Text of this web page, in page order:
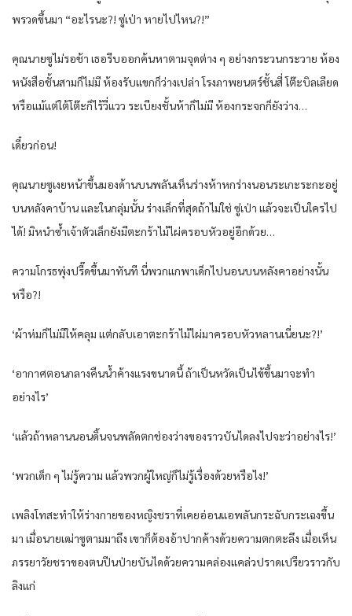
พรวดขึ้นมา “อะไรนะ?! ซู่เป่า หายไปไหน?!”
คุณนายซูไม่รอช้า เธอรีบออกค้นหาตามจุดต่าง ๆ อย่างกระวนกระวาย ห้อง
หนังสือชั้นสามก็ไม่มี ห้องรับแขกก็ว่างเปล่า โรงภาพยนตร์ชั้นสี่ โต๊ะบิลเลียด
หรือแม้แต่ใต้โต๊ะก็ไร้วี่แวว ระเบียงชั้นห้าก็ไม่มี ห้องกระจกก็ยังว่าง…
เดี๋ยวก่อน!
คุณนายซูเงยหน้าขึ้นมองด้านบนพลันเห็นร่างห้าหกร่างนอนระเกะระกะอยู่
บนหลังคาบ้าน และในกลุ่มนั้น ร่างเล็กที่สุดถ้าไม่ใช่ ซู่เป่า แล้วจะเป็นใครไป
ได้! มิหนำซ้ำเจ้าตัวเล็กยังมีตะกร้าไม้ไผ่ครอบหัวอยู่อีกด้วย…
ความโกรธพุ่งปรี๊ดขึ้นมาทันที นี่พวกแกพาเด็กไปนอนบนหลังคาอย่างนั้น
หรือ?!
‘ผ้าห่มก็ไม่มีให้คลุม แต่กลับเอาตะกร้าไม้ไผ่มาครอบหัวหลานเนี่ยนะ?!’
‘อากาศตอนกลางคืนน้ำค้างแรงขนาดนี้ ถ้าเป็นหวัดเป็นไข้ขึ้นมาจะทำ
อย่างไร’
‘แล้วถ้าหลานนอนดิ้นจนพลัดตกช่องว่างของราวบันไดลงไปจะว่าอย่างไร!’
‘พวกเด็ก ๆ ไม่รู้ความ แล้วพวกผู้ใหญ่ก็ไม่รู้เรื่องด้วยหรือไง!’
เพลิงโทสะทำให้ร่างกายของหญิงชราที่เคยอ่อนแอพลันกระฉับกระเฉงขึ้น
มา เมื่อนายเฒ่าซูตามมาถึง เขาก็ต้องอ้าปากค้างด้วยความตกตะลึง เมื่อเห็น
ภรรยาวัยชราของตนปีนป่ายบันไดด้วยความคล่องแคล่วปราดเปรียวราวกับ
ลิงแก่